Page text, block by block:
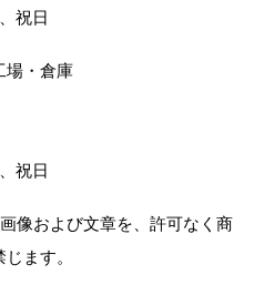
祝日
場・倉庫
祝日
像および文章を、許可なく商
ます。